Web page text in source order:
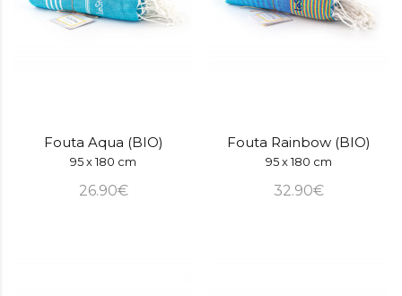
Fouta Aqua (BIO)
95 x 180 cm
26.90€
Fouta Rainbow (BIO)
95 x 180 cm
32.90€